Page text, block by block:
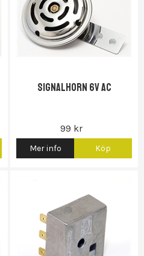
Signalhorn 6V AC
99 kr
Mer info Köp